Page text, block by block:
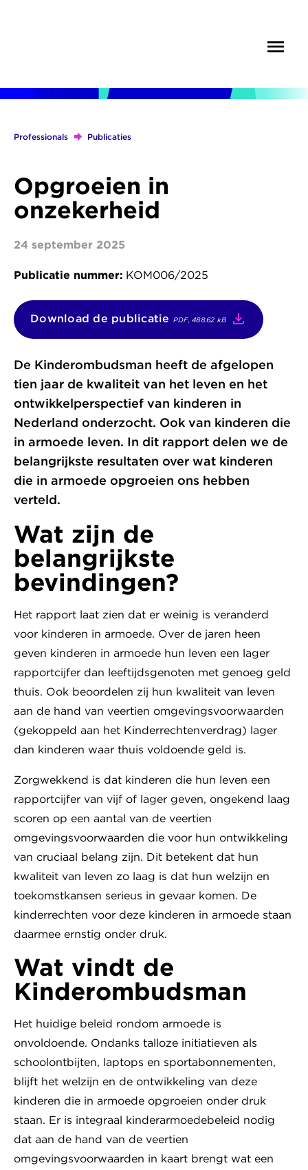
inhoud
Professionals Publicaties
Opgroeien in
onzekerheid
24 september 2025
Publicatie nummer KOM006/2025
Download de publicatie PDF, 488.62 kB
(open
in
nieuw
De Kinderombudsman heeft de afgelopen
tien jaar de kwaliteit van het leven en het
ontwikkelperspectief van kinderen in
Nederland onderzocht. Ook van kinderen die
in armoede leven. In dit rapport delen we de
belangrijkste resultaten over wat kinderen
die in armoede opgroeien ons hebben
verteld.
Wat zijn de
belangrijkste
bevindingen?
Het rapport laat zien dat er weinig is veranderd
voor kinderen in armoede. Over de jaren heen
geven kinderen in armoede hun leven een lager
rapportcijfer dan leeftijdsgenoten met genoeg geld
thuis. Ook beoordelen zij hun kwaliteit van leven
aan de hand van veertien omgevingsvoorwaarden
(gekoppeld aan het Kinderrechtenverdrag) lager
dan kinderen waar thuis voldoende geld is.
Zorgwekkend is dat kinderen die hun leven een
rapportcijfer van vijf of lager geven, ongekend laag
scoren op een aantal van de veertien
omgevingsvoorwaarden die voor hun ontwikkeling
van cruciaal belang zijn. Dit betekent dat hun
kwaliteit van leven zo laag is dat hun welzijn en
toekomstkansen serieus in gevaar komen. De
kinderrechten voor deze kinderen in armoede staan
daarmee ernstig onder druk.
Wat vindt de
Kinderombudsman
Het huidige beleid rondom armoede is
onvoldoende. Ondanks talloze initiatieven als
schoolontbijten, laptops en sportabonnementen,
blijft het welzijn en de ontwikkeling van deze
kinderen die in armoede opgroeien onder druk
staan. Er is integraal kinderarmoedebeleid nodig
dat aan de hand van de veertien
omgevingsvoorwaarden in kaart brengt wat een